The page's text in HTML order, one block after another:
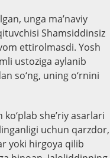
unga ma’naviy
Shamsiddinsiz
ettirolmasdi. Yosh
ustoziga aylanib
so‘ng, uning o‘rnini
she’riy asarlari
uchun qarzdor,
yoki hirgoya qilib